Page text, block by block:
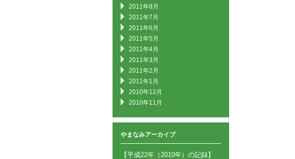
2011年8月
2011年7月
2011年6月
2011年5月
2011年4月
2011年3月
2011年2月
2011年1月
2010年12月
2010年11月
やまなみアーカイブ
【平成22年（2010年）の記録】